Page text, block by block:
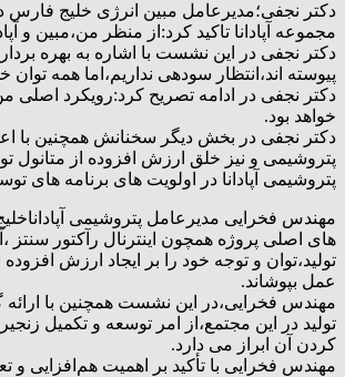
دکتر نجفی؛مدیرعامل مبین انرژی خلیج فارس
مجموعه آپادانا تاکید کرد:از منظر من،مبین
دکتر نجفی در این نشست با اشاره به بهره
پیوسته اند،انتظار سودهی نداریم،اما همه
دکتر نجفی در ادامه تصریح کرد:رویکرد اصلی
خواهد بود.
دکتر نجفی در بخش دیگر سخنانش همچنین با
پتروشیمی و نیز خلق ارزش افزوده از
پتروشیمی آپادانا در اولویت های برنامه های
مهندس فخرایی مدیرعامل پتروشیمی
های اصلی پروژه همچون اینترنال رآکتور سنتز
تولید،توان و توجه خود را بر ایجاد ارزش
عمل بپوشاند.
مهندس فخرایی،در این نشست همچنین با ارائه
تولید در این مجتمع،از امر توسعه و تکمیل
کردن آن ابراز می دارد.
مهندس فخرایی با تأکید بر اهمیت هم‌افزایی